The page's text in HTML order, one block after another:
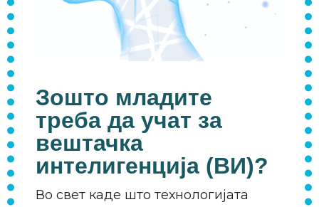
Зошто младите
треба да учат за
вештачка
интелигенција (ВИ)?
Во свет каде што технологијата